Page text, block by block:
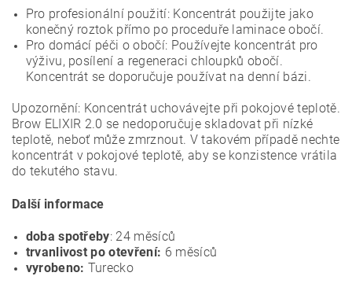
Pro profesionální použití: Koncentrát použijte jako
konečný roztok přímo po proceduře laminace obočí.
Pro domácí péči o obočí: Používejte koncentrát pro
výživu, posílení a regeneraci chloupků obočí.
Koncentrát se doporučuje používat na denní bázi.
Upozornění: Koncentrát uchovávejte při pokojové teplotě.
Brow ELIXIR 2.0 se nedoporučuje skladovat při nízké
teplotě, neboť může zmrznout. V takovém případě nechte
koncentrát v pokojové teplotě, aby se konzistence vrátila
do tekutého stavu.
Další informace
doba spotřeby: 24 měsíců
trvanlivost po otevření: 6 měsíců
vyrobeno: Turecko